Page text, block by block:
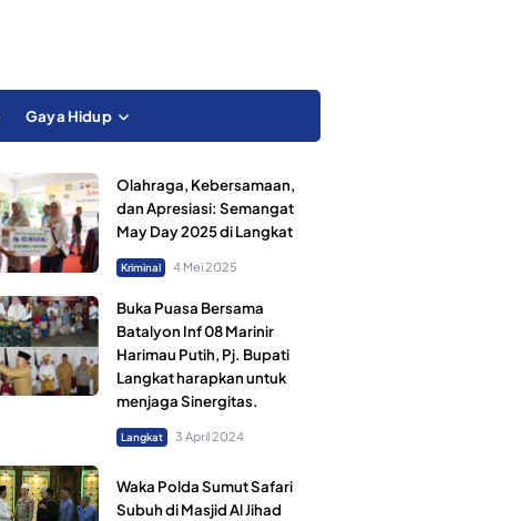
Gaya Hidup
Olahraga, Kebersamaan,
dan Apresiasi: Semangat
May Day 2025 di Langkat
Kriminal 4 Mei 2025
Buka Puasa Bersama
Batalyon Inf 08 Marinir
Harimau Putih, Pj. Bupati
Langkat harapkan untuk
menjaga Sinergitas.
Langkat 3 April 2024
Waka Polda Sumut Safari
Subuh di Masjid Al Jihad